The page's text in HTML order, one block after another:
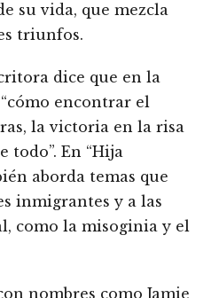
su vida, que mezcla
triunfos.
dice que en la
encontrar el
la victoria en la risa
todo”. En “Hija
aborda temas que
inmigrantes y a las
como la misoginia y el
nombres como Jamie